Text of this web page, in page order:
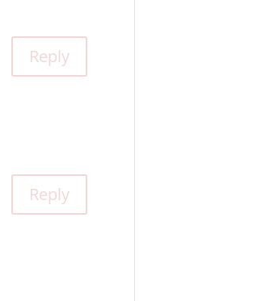
Reply
Reply